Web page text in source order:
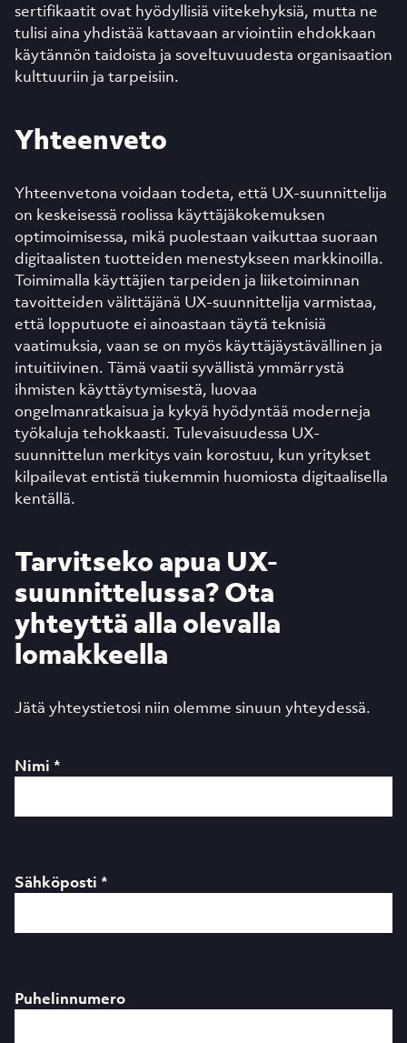
sertifikaatit ovat hyödyllisiä viitekehyksiä, mutta ne
tulisi aina yhdistää kattavaan arviointiin ehdokkaan
käytännön taidoista ja soveltuvuudesta organisaation
kulttuuriin ja tarpeisiin.
Yhteenveto
Yhteenvetona voidaan todeta, että UX-suunnittelija
on keskeisessä roolissa käyttäjäkokemuksen
optimoimisessa, mikä puolestaan vaikuttaa suoraan
digitaalisten tuotteiden menestykseen markkinoilla.
Toimimalla käyttäjien tarpeiden ja liiketoiminnan
tavoitteiden välittäjänä UX-suunnittelija varmistaa,
että lopputuote ei ainoastaan täytä teknisiä
vaatimuksia, vaan se on myös käyttäjäystävällinen ja
intuitiivinen. Tämä vaatii syvällistä ymmärrystä
ihmisten käyttäytymisestä, luovaa
ongelmanratkaisua ja kykyä hyödyntää moderneja
työkaluja tehokkaasti. Tulevaisuudessa UX-
suunnittelun merkitys vain korostuu, kun yritykset
kilpailevat entistä tiukemmin huomiosta digitaalisella
kentällä.
Tarvitseko apua UX-
suunnittelussa? Ota
yhteyttä alla olevalla
lomakkeella
Jätä yhteystietosi niin olemme sinuun yhteydessä.
Nimi *
Sähköposti *
Puhelinnumero